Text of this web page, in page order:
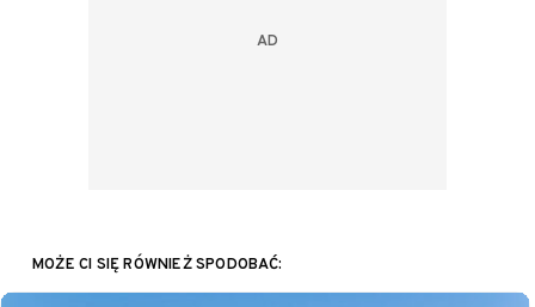
MOŻE CI SIĘ RÓWNIEŻ SPODOBAĆ: